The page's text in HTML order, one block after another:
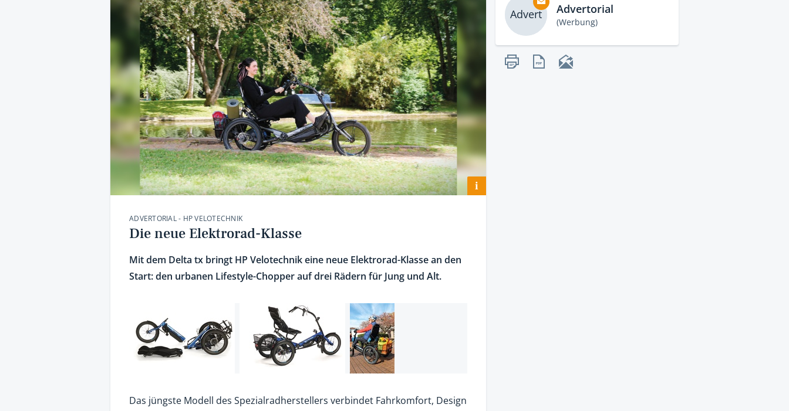
i
ADVERTORIAL - HP VELOTECHNIK
Die neue Elektrorad-Klasse
Mit dem Delta tx bringt HP Velotechnik eine neue Elektrorad-Klasse an den
Start: den urbanen Lifestyle-Chopper auf drei Rädern für Jung und Alt.
Das jüngste Modell des Spezialradherstellers verbindet Fahrkomfort, Design
Advert Advertorial
(Werbung)